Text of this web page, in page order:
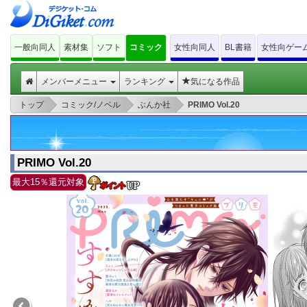
一般向同人 素材集 ソフト コミック 女性向同人 BL書籍 女性向ゲー
メンバーメニュー ランキング 気になる作品
トップ > コミック/ノベル > ぶんか社 > PRIMO Vol.20
PRIMO Vol.20
最大15％還元対象